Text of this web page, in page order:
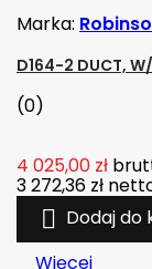
Marka:
D164-2 DUCT, W/
(0)
4 025,00 zł
3 272,36 zł
 Dodaj do
Więcej